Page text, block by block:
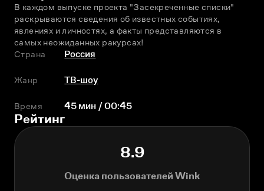
В каждом выпуске проекта "Засекреченные списки"
раскрываются сведения об известных событиях,
явлениях и личностях, а факты представляются в
самых неожиданных ракурсах!
Страна
Россия
Жанр ТВ-шоу
Время 45 мин / 00:45
Рейтинг
8.9
Оценка пользователей Wink